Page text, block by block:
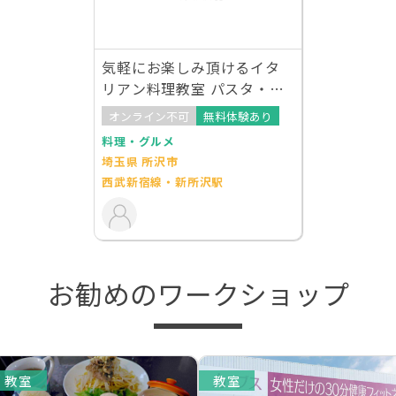
気軽にお楽しみ頂けるイタ
リアン料理教室 パスタ・デ
ルフィーノ 新所沢店
オンライン不可
無料体験あり
料理・グルメ
埼玉県 所沢市
西武新宿線・新所沢駅
お勧めのワークショップ
教室 教室